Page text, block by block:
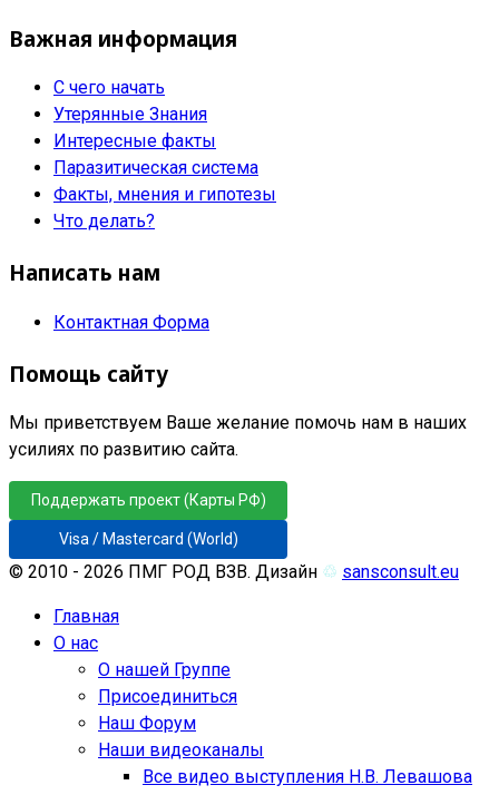
Важная информация
С чего начать
Утерянные Знания
Интересные факты
Паразитическая система
Факты, мнения и гипотезы
Что делать?
Написать нам
Контактная Форма
Помощь сайту
Мы приветствуем Ваше желание помочь нам в наших
усилиях по развитию сайта.
Поддержать проект (Карты РФ)
Visa / Mastercard (World)
© 2010 - 2026 ПМГ РОД ВЗВ. Дизайн ♲ sansconsult.eu
Главная
О нас
О нашей Группе
Присоединиться
Наш Форум
Наши видеоканалы
Все видео выступления Н.В. Левашова